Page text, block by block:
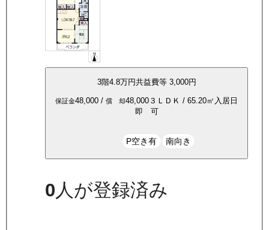
3階4.8万円共益費等 3,000円
保証金48,000 / 償 却48,000 ３ＬＤＫ / 65.20㎡ 入居日
即 可
P空き有 南向き
0 人が登録済み